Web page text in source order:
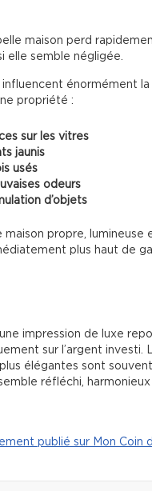
maison perd
elle semble négligée.
influencent énormément la
propriété :
sur les vitres
jaunis
usés
odeurs
d’objets
maison propre, lumineuse
plus haut de
impression de luxe
sur l’argent investi.
élégantes sont
réfléchi,
publié sur Mon Coin